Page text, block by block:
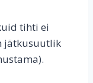
tihti ei
jätkusuutlik